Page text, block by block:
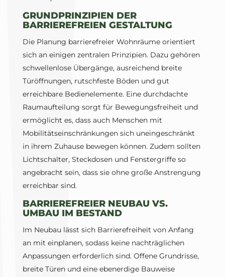
GRUNDPRINZIPIEN DER
BARRIEREFREIEN GESTALTUNG
Die Planung barrierefreier Wohnräume orientiert
sich an einigen zentralen Prinzipien. Dazu gehören
schwellenlose Übergänge, ausreichend breite
Türöffnungen, rutschfeste Böden und gut
erreichbare Bedienelemente. Eine durchdachte
Raumaufteilung sorgt für Bewegungsfreiheit und
ermöglicht es, dass auch Menschen mit
Mobilitätseinschränkungen sich uneingeschränkt
in ihrem Zuhause bewegen können. Zudem sollten
Lichtschalter, Steckdosen und Fenstergriffe so
angebracht sein, dass sie ohne große Anstrengung
erreichbar sind.
BARRIEREFREIER NEUBAU VS.
UMBAU IM BESTAND
Im Neubau lässt sich Barrierefreiheit von Anfang
an mit einplanen, sodass keine nachträglichen
Anpassungen erforderlich sind. Offene Grundrisse,
breite Türen und eine ebenerdige Bauweise